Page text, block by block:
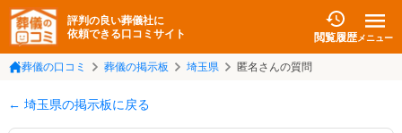
評判の良い葬儀社に
依頼できる口コミサイト
閲覧履歴メニュー
葬儀の口コミ 葬儀の掲示板 埼玉県 匿名さんの質問
← 埼玉県の掲示板に戻る